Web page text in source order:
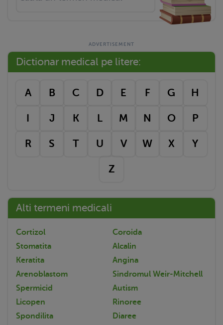
Dictionar medical pe litere:
A B C D E F G H
I J K L M N O P
R S T U V W X Y
Z
Alti termeni medicali
Cortizol
Coroida
Stomatita
Alcalin
Keratita
Angina
Arenoblastom
Sindromul Weir-Mitchell
Spermicid
Autism
Licopen
Rinoree
Spondilita
Diaree